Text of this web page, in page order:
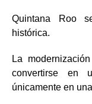
Quintana Roo
histórica.
La
convertirse en
únicamente en